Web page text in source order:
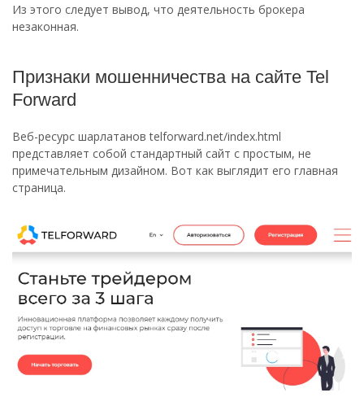
Из этого следует вывод, что деятельность брокера
незаконная.
Признаки мошенничества на сайте Tel
Forward
Веб-ресурс шарлатанов telforward.net/index.html
представляет собой стандартный сайт с простым, не
примечательным дизайном. Вот как выглядит его главная
страница.